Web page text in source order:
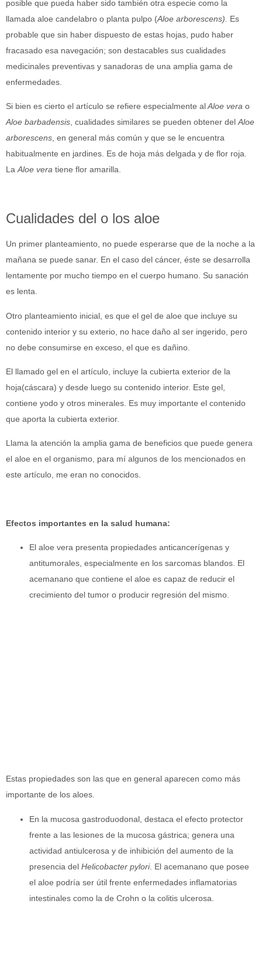
posible que pueda haber sido también otra especie como la
llamada aloe candelabro o planta pulpo (Aloe arborescens).
Es
probable que sin haber dispuesto de estas hojas, pudo haber
fracasado esa navegación; son destacables sus cualidades
medicinales preventivas y sanadoras de una amplia gama de
enfermedades.
Si bien es cierto el artículo se refiere especialmente alAloe vera o
Aloe barbadensis, cualidades similares se pueden obtener delAloe
arborescens, en general más común y que se le encuentra
habitualmente en jardines. Es de hoja más delgada y de flor roja.
LaAloe vera tiene flor amarilla.
Cualidades del o los aloe
Un primer planteamiento, no puede esperarse que de la noche a la
mañana se puede sanar. En el caso del cáncer, éste se desarrolla
lentamente por mucho tiempo en el cuerpo humano. Su sanación
es lenta.
Otro planteamiento inicial, es que el gel de aloe que incluye su
contenido interior y su exterio, no hace daño al ser ingerido, pero
no debe consumirse en exceso, el que es dañino.
El llamado gel en el artículo, incluye la cubierta exterior de la
hoja(cáscara) y desde luego su contenido interior. Este gel,
contiene yodo y otros minerales. Es muy importante el contenido
que aporta la cubierta exterior.
Llama la atención la amplia gama de beneficios que puede genera
el aloe en el organismo, para mí algunos de los mencionados en
este artículo, me eran no conocidos.
Efectos importantes en la salud humana:
El aloe vera presenta propiedades anticancerígenas y
antitumorales, especialmente en los sarcomas blandos. El
acemanano que contiene el aloe es capaz de reducir el
crecimiento del tumor o producir regresión del mismo.
Estas propiedades son las que en general aparecen como más
importante de los aloes.
En la mucosa gastroduodonal, destaca el efecto protector
frente a las lesiones de la mucosa gástrica; genera una
actividad antiulcerosa y de inhibición del aumento de la
presencia del Helicobacter pylori. El acemanano que posee
el aloe podría ser útil frente enfermedades inflamatorias
intestinales como la de Crohn o la colitis ulcerosa.